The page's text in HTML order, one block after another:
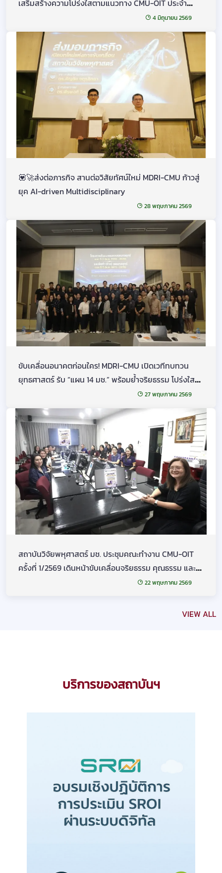
เสริมสร้างความโปร่งใสตามแนวทาง CMU-OIT ประจำ
4 มิถุนายน 2569
💟🚀ส่งต่อภารกิจ สานต่อวิสัยทัศน์ใหม่ MDRI-CMU ก้าวสู่
ยุค AI-driven Multidisciplinary
28 พฤษภาคม 2569
ขับเคลื่อนอนาคตก่อนใคร! MDRI-CMU เปิดเวทีทบทวน
ยุทธศาสตร์ รับ “แผน 14 มช.” พร้อมย้ำจริยธรรม โปร่งใส
27 พฤษภาคม 2569
สถาบันวิจัยพหุศาสตร์ มช. ประชุมคณะทำงาน CMU-OIT
ครั้งที่ 1/2569 เดินหน้าขับเคลื่อนจริยธรรม คุณธรรม และ
22 พฤษภาคม 2569
VIEW ALL
บริการของสถาบันฯ